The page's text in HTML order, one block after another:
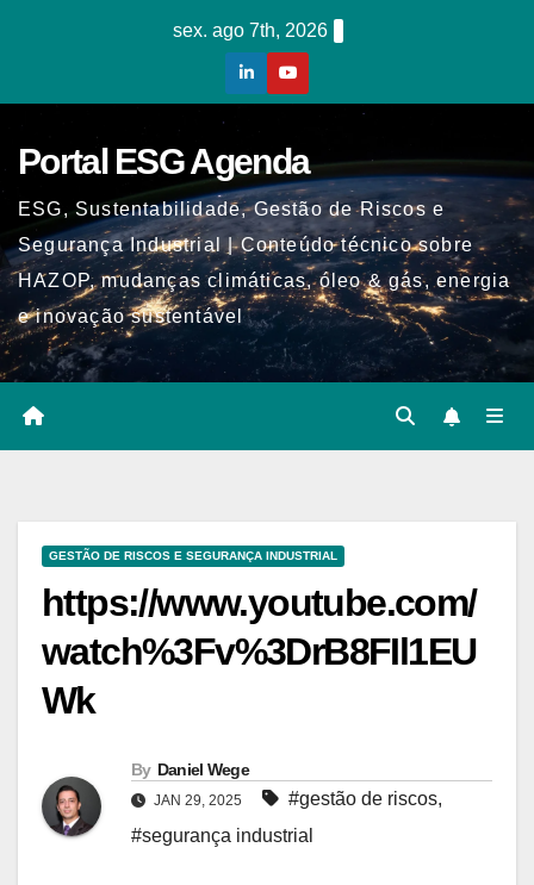
sex. ago 7th, 2026
Portal ESG Agenda
ESG, Sustentabilidade, Gestão de Riscos e
Segurança Industrial | Conteúdo técnico sobre
HAZOP, mudanças climáticas, óleo & gás, energia
e inovação sustentável
GESTÃO DE RISCOS E SEGURANÇA INDUSTRIAL
https://www.youtube.com/
watch%3Fv%3DrB8FIl1EU
Wk
By Daniel Wege
JAN 29, 2025 #gestão de riscos,
#segurança industrial